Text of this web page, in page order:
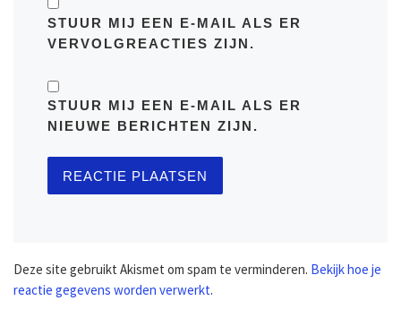
STUUR MIJ EEN E-MAIL ALS ER
VERVOLGREACTIES ZIJN.
STUUR MIJ EEN E-MAIL ALS ER
NIEUWE BERICHTEN ZIJN.
Deze site gebruikt Akismet om spam te verminderen. Bekijk hoe je
reactie gegevens worden verwerkt.